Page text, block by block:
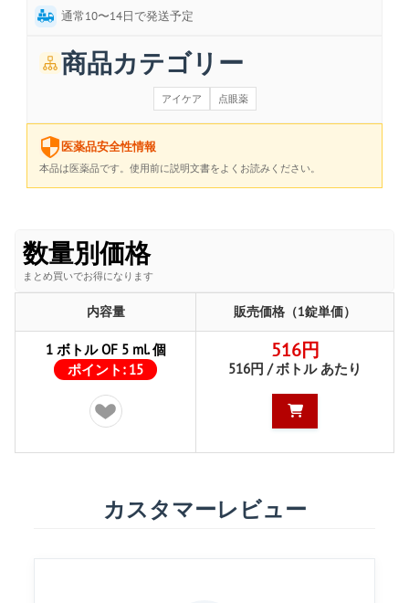
通常10〜14日で発送予定
商品カテゴリー
アイケア 点眼薬
医薬品安全性情報
本品は医薬品です。使用前に説明文書をよくお読みください。
数量別価格
まとめ買いでお得になります
内容量 販売価格（1錠単価）
1 ボトル OF 5 ml. 個
ポイント: 15
516円
516円 / ボトル あたり
カスタマーレビュー